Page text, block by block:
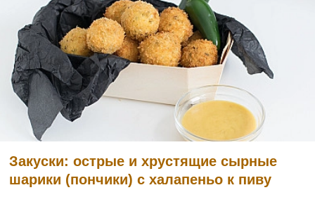
Закуски: острые и хрустящие сырные
шарики (пончики) с халапеньо к пиву